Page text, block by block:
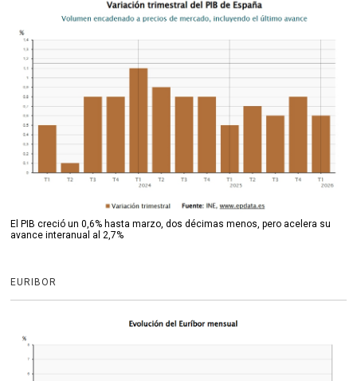
El PIB creció un 0,6% hasta marzo, dos décimas menos, pero acelera su
avance interanual al 2,7%
EURIBOR